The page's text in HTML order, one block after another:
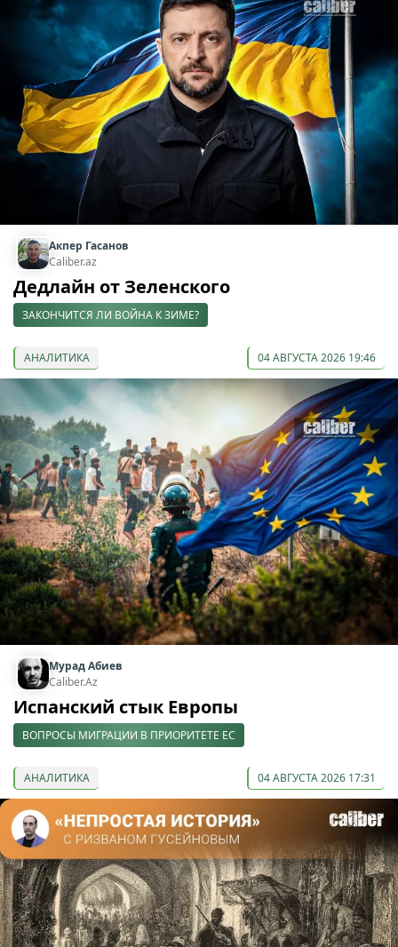
Акпер Гасанов
Caliber.az
Дедлайн от Зеленского
ЗАКОНЧИТСЯ ЛИ ВОЙНА К ЗИМЕ?
АНАЛИТИКА 04 АВГУСТА 2026 19:46
Мурад Абиев
Caliber.Az
Испанский стык Европы
ВОПРОСЫ МИГРАЦИИ В ПРИОРИТЕТЕ ЕС
АНАЛИТИКА 04 АВГУСТА 2026 17:31